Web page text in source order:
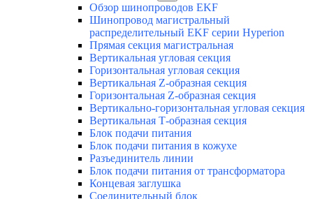
Обзор шинопроводов EKF
Шинопровод магистральный
распределительный EKF серии Hyperion
Прямая секция магистральная
Вертикальная угловая секция
Горизонтальная угловая секция
Вертикальная Z-образная секция
Горизонтальная Z-образная секция
Вертикально-горизонтальная угловая секция
Вертикальная Т-образная секция
Блок подачи питания
Блок подачи питания в кожухе
Разъединитель линии
Блок подачи питания от трансформатора
Концевая заглушка
Соединительный блок